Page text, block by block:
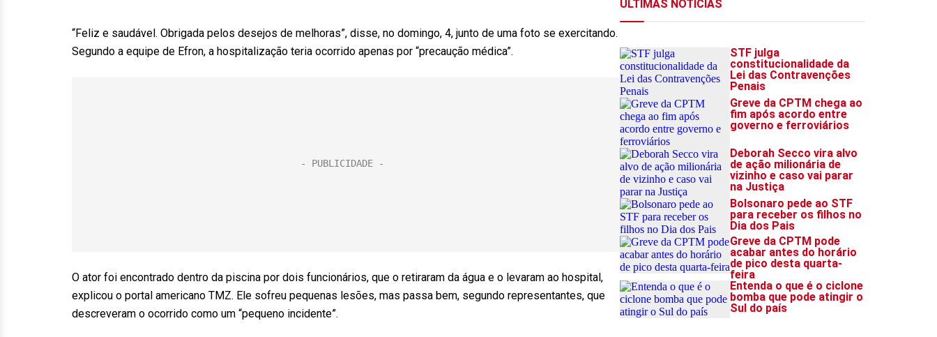
“Feliz e saudável. Obrigada pelos desejos de melhoras”, disse, no domingo, 4, junto de uma foto se exercitando.
Segundo a equipe de Efron, a hospitalização teria ocorrido apenas por “precaução médica”.
O ator foi encontrado dentro da piscina por dois funcionários, que o retiraram da água e o levaram ao hospital,
explicou o portal americano TMZ. Ele sofreu pequenas lesões, mas passa bem, segundo representantes, que
descreveram o ocorrido como um “pequeno incidente”.